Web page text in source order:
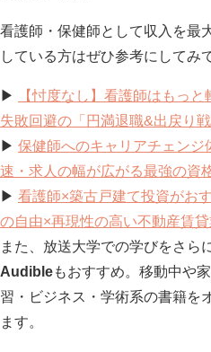
看護師・保健師として収入を最
している方はぜひ参考にしてみ
▶
【忖度なし】看護師はもっ
失敗回避の「円満退職&出戻り
▶ 保健師へのキャリアチェンジ
速・求人の幅が広がる最強の資
▶ 看護師×築古戸建て投資がお
の自由×再現性の高い不動産賃貸
また、放送大学での学びをさら
Audibleもおすすめ。移動中や
習・ビジネス・学術系の書籍を
ます。